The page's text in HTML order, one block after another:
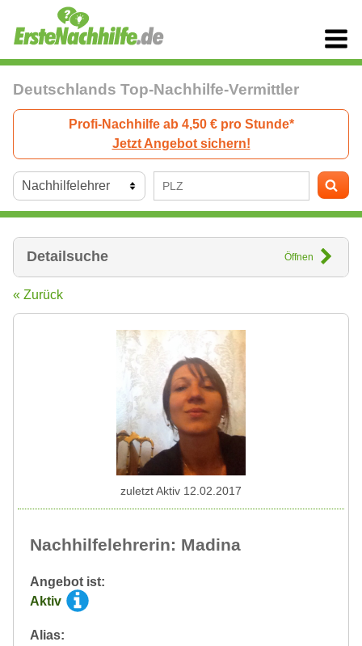
Deutschlands Top-Nachhilfe-Vermittler
Profi-Nachhilfe ab 4,50 € pro Stunde*
Jetzt Angebot sichern!
Detailsuche Öffnen
« Zurück
Nachhilfelehrerin: Madina
Angebot ist:
Aktiv
Alias:
zuletzt Aktiv 12.02.2017